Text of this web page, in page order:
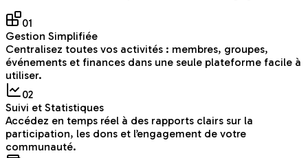
01
Gestion Simplifiée
Centralisez toutes vos activités : membres, groupes,
événements et finances dans une seule plateforme facile à
utiliser.
02
Suivi et Statistiques
Accédez en temps réel à des rapports clairs sur la
participation, les dons et l’engagement de votre
communauté.